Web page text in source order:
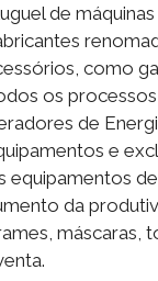
de
como
os
de
e
equipamentos
da
máscaras,